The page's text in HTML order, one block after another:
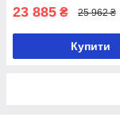
23 885 ₴ 25 962 ₴
Купити